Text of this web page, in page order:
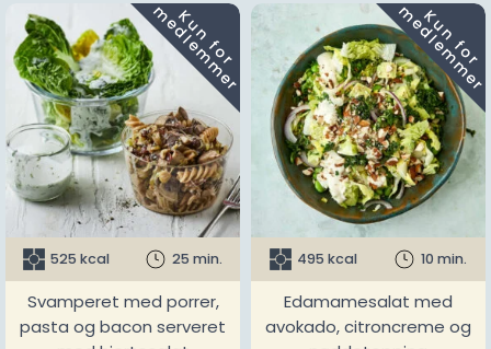
K
u
n
f
o
r
m
e
d
l
e
m
m
e
r
525 kcal 25 min.
Svamperet med porrer,
pasta og bacon serveret
K
u
n
f
o
r
m
e
d
l
e
m
m
e
r
495 kcal 10 min.
Edamamesalat med
avokado, citroncreme og